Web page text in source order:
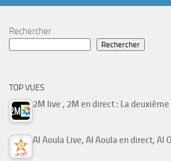
Rechercher
Rechercher
TOP VUES
2M live , 2M en direct : La
Al Aoula Live, Al Aoula en direct, Al